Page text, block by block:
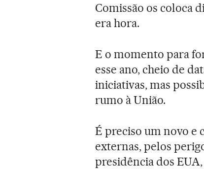
Comissão os coloca
era hora.
E o momento para
esse ano, cheio de
iniciativas, mas
rumo à União.
É preciso um novo e
externas, pelos
presidência dos